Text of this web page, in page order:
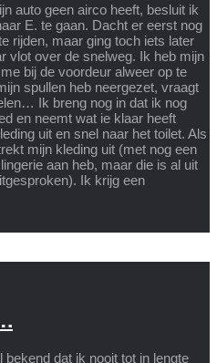
auto geen airco heeft, besluit ik
E. te gaan. Dacht er eerst nog
rijden, maar ging toch iets later
vlot over de snelweg. Ik heb mijn
bij de voordeur alweer op te
spullen heb neergezet, vraagt
Ik breng nog in dat ik nog
en neemt wat ie klaar heeft
uit en snel naar het toilet. Als
mijn kleding uit (met nog een
aan heb, maar die is al uit
Ik krijg een
dat ik nooit tot in lengte